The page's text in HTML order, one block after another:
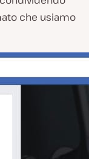
che usiamo